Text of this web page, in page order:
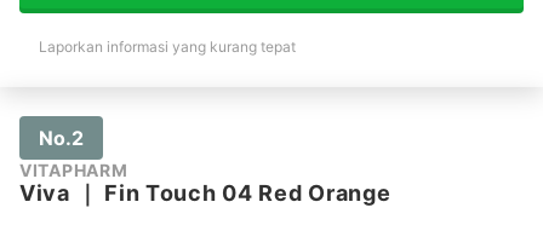
Laporkan informasi yang kurang tepat
No.2
VITAPHARM
Viva Fin Touch 04 Red Orange